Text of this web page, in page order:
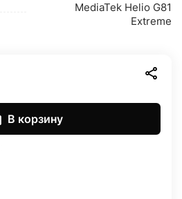
MediaTek Helio G81
Extreme
В корзину